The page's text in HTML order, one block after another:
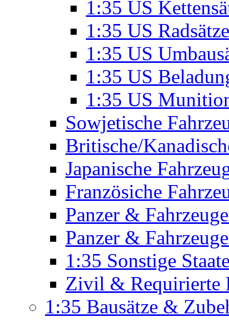
1:35 US
1:35 US
1:35 US
1:35 US
1:35 US
Sowjetische
Britische/
Japanische
Französiche
Panzer &
Panzer &
1:35 Sonstige
Zivil & Requirierte
1:35 Bausätze &